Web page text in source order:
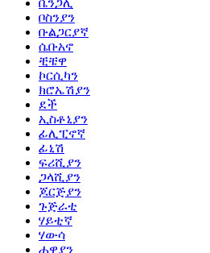
ቦስንያን
ቡልጋርያኛ
ሴቡአኖ
ቺቼዋ
ኮርሲካን
ክሮኤሽያን
ደች
ኢስቶኒያን
ፊሊፒኖኛ
ፊኒሽ
ፍሪሺያን
ጋላሺያን
ጆርጅያን
ጉጅራቲ
ሃይቲኛ
ሃውሳ
ሐዋያን